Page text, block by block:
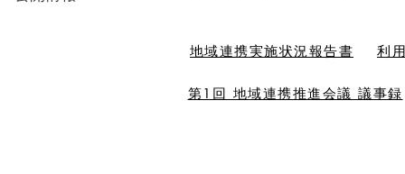
地域連携実施状況報告書 利
第1回 地域連携推進会議 議事録